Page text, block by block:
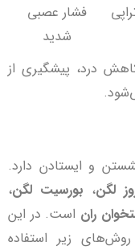
فشار عصبی
شدید
درد، پیشگیری از
و ایستادن دارد.
لگن، بورسیت لگن،
ران است. در این
زیر استفاده